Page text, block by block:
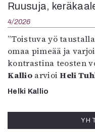
Ruusuja,
4/2026
”Toistuva yö
omaa pimeää ja
kontrastina teosten
KallioarvioiHeli
Helki Kallio